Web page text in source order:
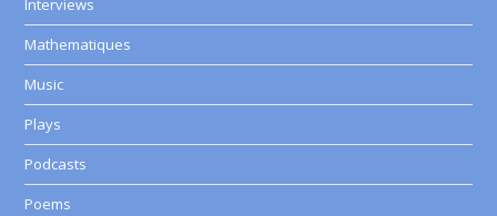
Interviews
Mathematiques
Music
Plays
Podcasts
Poems